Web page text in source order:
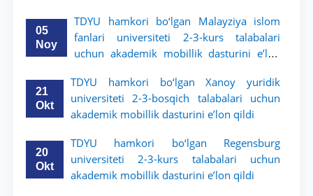
05
Noy
TDYU hamkori bo‘lgan Malayziya islom
fanlari universiteti 2-3-kurs talabalari
uchun akademik mobillik dasturini e’lon
21
Okt
TDYU hamkori bo‘lgan Xanoy yuridik
universiteti 2-3-bosqich talabalari uchun
akademik mobillik dasturini e’lon qildi
20
Okt
TDYU hamkori bo‘lgan Regensburg
universiteti 2-3-kurs talabalari uchun
akademik mobillik dasturini e’lon qildi